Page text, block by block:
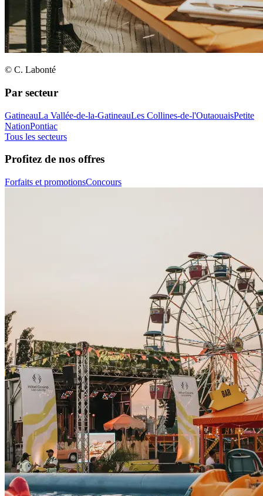
© C. Labonté
Par secteur
GatineauLa Vallée-de-la-GatineauLes Collines-de-l'OutaouaisPetite
NationPontiac
Tous les secteurs
Profitez de nos offres
Forfaits et promotionsConcours